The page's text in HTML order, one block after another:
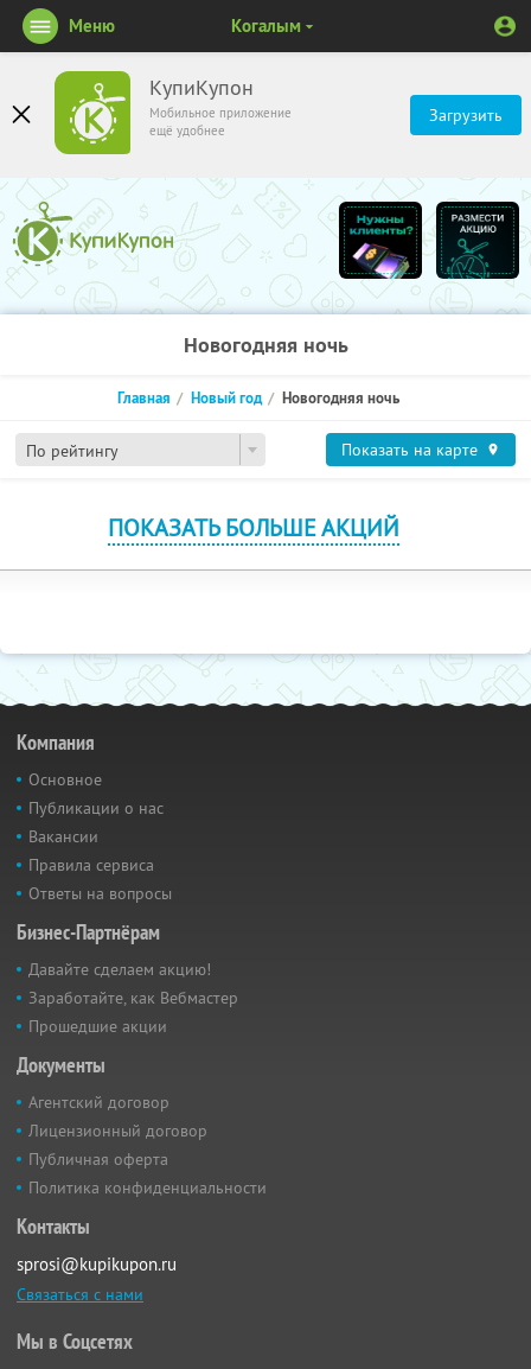
КупиКупон
Мобильное приложение
ещё удобнее
Загрузить
Меню Когалым
Новогодняя ночь
По рейтингу
Главная Новый год Новогодняя ночь
Показать на карте
ПОКАЗАТЬ БОЛЬШЕ АКЦИЙ
Компания
Основное
Публикации о нас
Вакансии
Правила сервиса
Ответы на вопросы
Бизнес-Партнёрам
Давайте сделаем акцию!
Заработайте, как Вебмастер
Прошедшие акции
Документы
Агентский договор
Лицензионный договор
Публичная оферта
Политика конфиденциальности
Контакты
sprosi@kupikupon.ru
Связаться с нами
Мы в Соцсетях